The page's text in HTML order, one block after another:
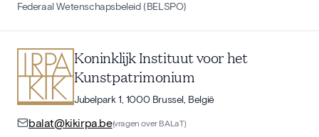
Federaal Wetenschapsbeleid (BELSPO)
Koninklijk Instituut voor het
Kunstpatrimonium
Jubelpark 1, 1000 Brussel, België
balat@kikirpa.be(vragen over BALaT)